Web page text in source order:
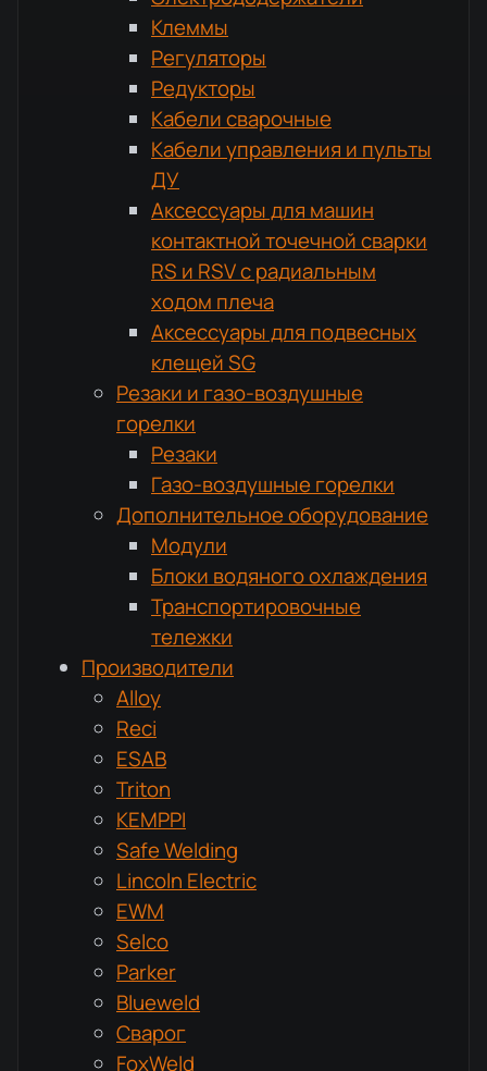
Клеммы
Регуляторы
Редукторы
Кабели сварочные
Кабели управления и пульты
ДУ
Аксессуары для машин
контактной точечной сварки
RS и RSV с радиальным
ходом плеча
Аксессуары для подвесных
клещей SG
Резаки и газо-воздушные
горелки
Резаки
Газо-воздушные горелки
Дополнительное оборудование
Модули
Блоки водяного охлаждения
Транспортировочные
тележки
Производители
Alloy
Reci
ESAB
Triton
KEMPPI
Safe Welding
Lincoln Electric
EWM
Selco
Parker
Blueweld
Сварог
FoxWeld